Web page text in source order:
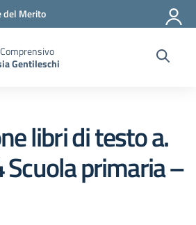
del Merito
Gentileschi
libri di testo a.
primaria –